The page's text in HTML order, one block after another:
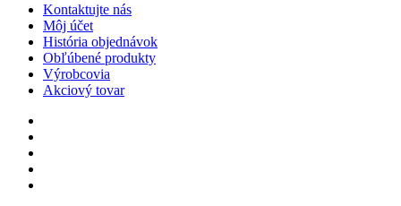
Kontaktujte nás
Môj účet
História objednávok
Obľúbené produkty
Výrobcovia
Akciový tovar